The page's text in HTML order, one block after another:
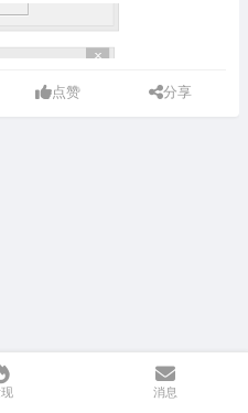
消息
点赞 分享